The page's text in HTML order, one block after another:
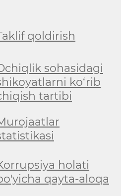
qoldirish
sohasidagi
ko‘rib
tartibi
holati
qayta-aloqa